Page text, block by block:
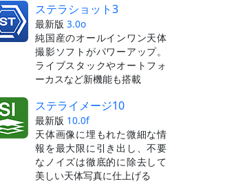
ステラショット3
最新版 3.0o
純国産のオールインワン天体
撮影ソフトがパワーアップ。
ライブスタックやオートフォ
ーカスなど新機能も搭載
ステライメージ10
最新版 10.0f
天体画像に埋もれた微細な情
報を最大限に引き出し、不要
なノイズは徹底的に除去して
美しい天体写真に仕上げる